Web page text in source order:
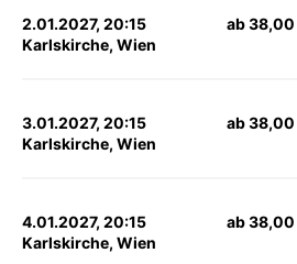
2.01.2027, 20:15
Karlskirche, Wien
ab 38,00
3.01.2027, 20:15
Karlskirche, Wien
ab 38,00
4.01.2027, 20:15
Karlskirche, Wien
ab 38,00